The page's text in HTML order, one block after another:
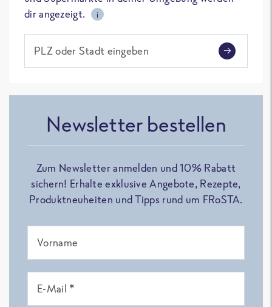
dir angezeigt.
i
PLZ oder Stadt eingeben
Newsletter bestellen
Zum Newsletter anmelden und 10% Rabatt
sichern! Erhalte exklusive Angebote, Rezepte,
Produktneuheiten und Tipps rund um FRoSTA.
Vorname
E-Mail *